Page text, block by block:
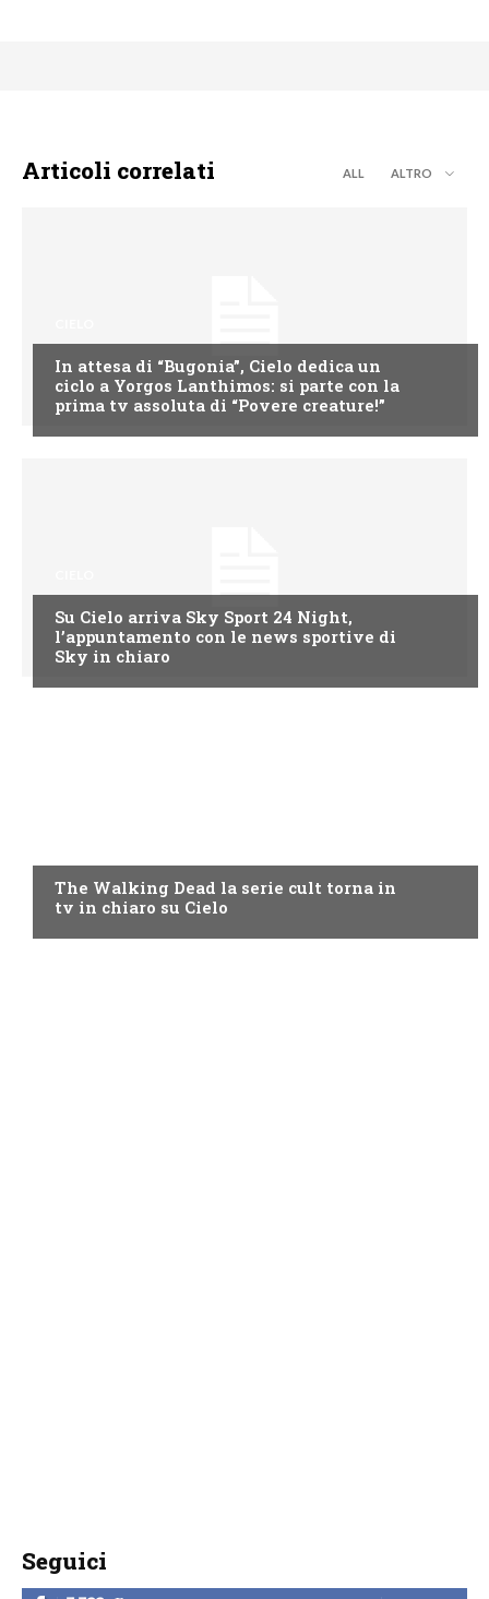
Articoli correlati ALL ALTRO
In attesa di “Bugonia”, Cielo dedica un
ciclo a Yorgos Lanthimos: si parte con la
prima tv assoluta di “Povere creature!”
Su Cielo arriva Sky Sport 24 Night,
l’appuntamento con le news sportive di
Sky in chiaro
The Walking Dead la serie cult torna in
tv in chiaro su Cielo
Seguici